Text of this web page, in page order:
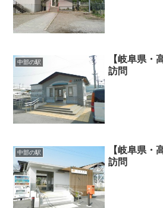
中部の駅
【岐阜県・
訪問
中部の駅
【岐阜県・
訪問